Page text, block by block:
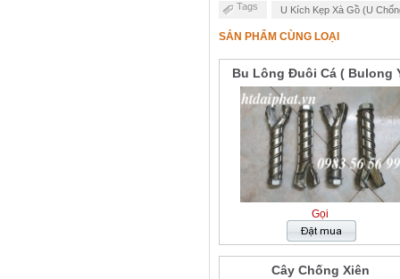
Tags U Kích Kẹp Xà Gồ (U
SẢN PHẨM CÙNG LOẠI
Bu Lông Đuôi Cá ( Bulong
Gọi
Cây Chống Xiên